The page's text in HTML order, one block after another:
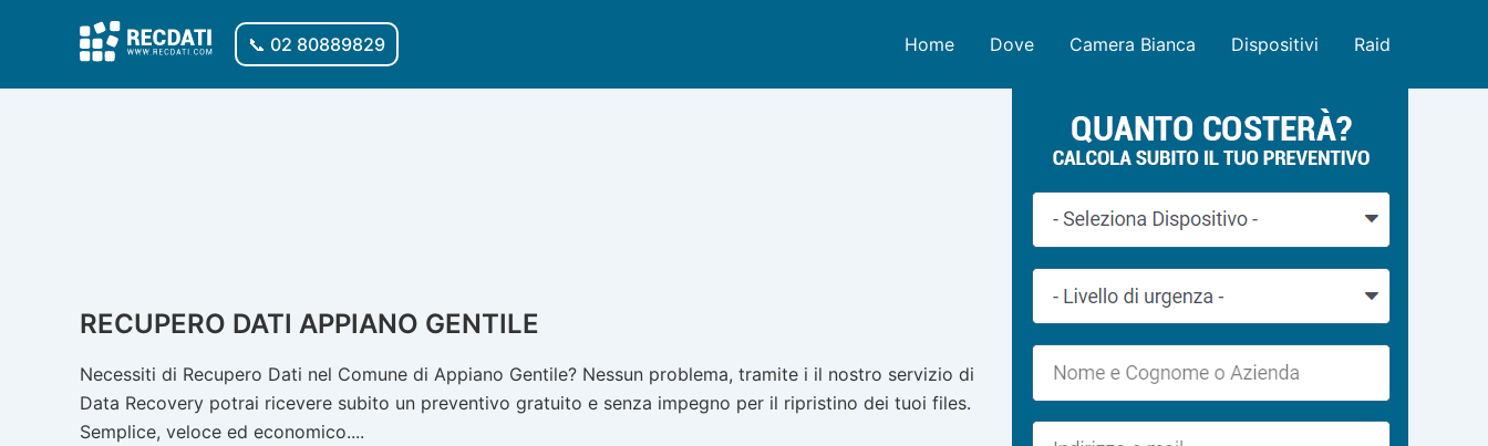
📞 02 80889829 Home Dove Camera Bianca Dispositivi Raid
RECUPERO DATI APPIANO GENTILE
Necessiti di Recupero Dati nel Comune di Appiano Gentile? Nessun problema, tramite i il nostro servizio di
Data Recovery potrai ricevere subito un preventivo gratuito e senza impegno per il ripristino dei tuoi files.
Semplice, veloce ed economico....